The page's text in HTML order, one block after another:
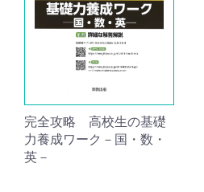
完全攻略 高校生の基礎
力養成ワーク－国・数・
英－